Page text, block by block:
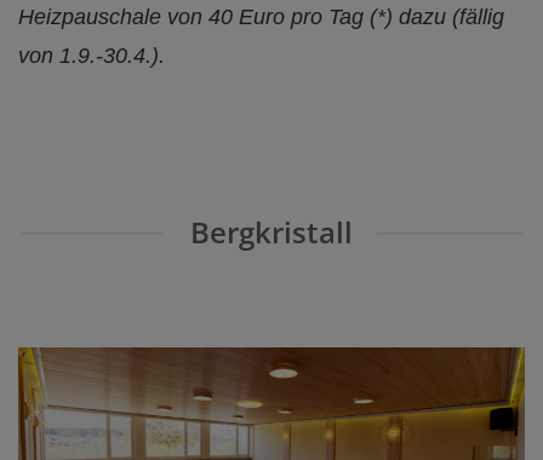
Heizpauschale von 40 Euro pro Tag (*) dazu (fällig
von 1.9.-30.4.).
Bergkristall